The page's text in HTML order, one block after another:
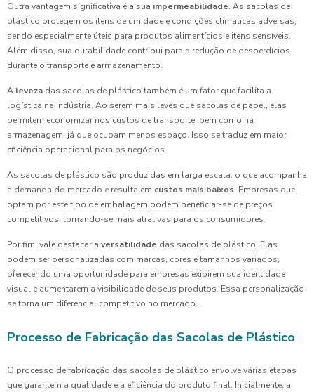
Outra vantagem significativa é a sua impermeabilidade. As sacolas de
plástico protegem os itens de umidade e condições climáticas adversas,
sendo especialmente úteis para produtos alimentícios e itens sensíveis.
Além disso, sua durabilidade contribui para a redução de desperdícios
durante o transporte e armazenamento.
A leveza das sacolas de plástico também é um fator que facilita a
logística na indústria. Ao serem mais leves que sacolas de papel, elas
permitem economizar nos custos de transporte, bem como na
armazenagem, já que ocupam menos espaço. Isso se traduz em maior
eficiência operacional para os negócios.
As sacolas de plástico são produzidas em larga escala, o que acompanha
a demanda do mercado e resulta em custos mais baixos. Empresas que
optam por este tipo de embalagem podem beneficiar-se de preços
competitivos, tornando-se mais atrativas para os consumidores.
Por fim, vale destacar a versatilidade das sacolas de plástico. Elas
podem ser personalizadas com marcas, cores e tamanhos variados,
oferecendo uma oportunidade para empresas exibirem sua identidade
visual e aumentarem a visibilidade de seus produtos. Essa personalização
se torna um diferencial competitivo no mercado.
Processo de Fabricação das Sacolas de Plástico
O processo de fabricação das sacolas de plástico envolve várias etapas
que garantem a qualidade e a eficiência do produto final. Inicialmente, a